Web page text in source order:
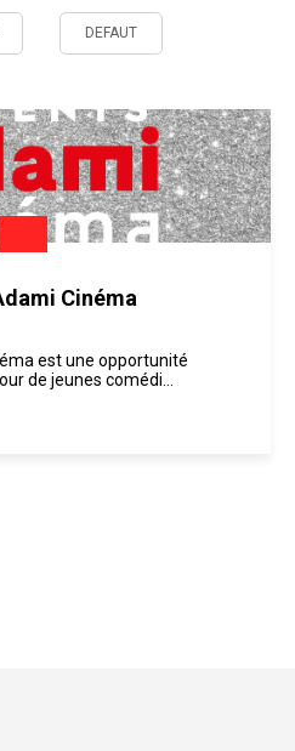
DEFAUT
Cinéma
est une opportunité
de jeunes comédi...